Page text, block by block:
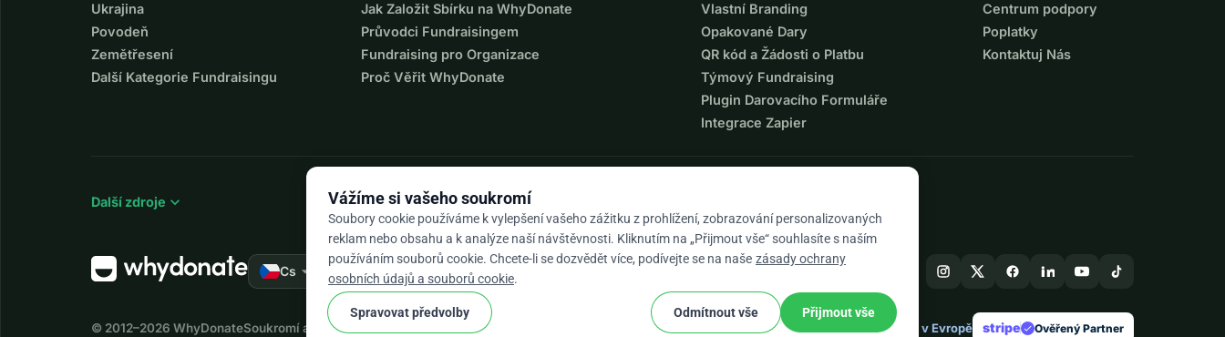
Ukrajina
Povodeň
Zemětřesení
Další Kategorie Fundraisingu
Jak Založit Sbírku na WhyDonate
Průvodci Fundraisingem
Fundraising pro Organizace
Proč Věřit WhyDonate
Vlastní Branding
Opakované Dary
QR kód a Žádosti o Platbu
Týmový Fundraising
Plugin Darovacího Formuláře
Integrace Zapier
Centrum podpory
Poplatky
Kontaktuj Nás
Další zdroje expand_more
Cs arrow_drop_down ★★★★★ 4,9 / 5 na základě 500+ recenzí
© 2012–2026 WhyDonateSoukromí a cookies cookie Vyrobeno v Evropě stripe check Ověřený Partner
Vážíme si vašeho soukromí
Soubory cookie používáme k vylepšení vašeho zážitku z prohlížení, zobrazování personalizovaných
reklam nebo obsahu a k analýze naší návštěvnosti. Kliknutím na „Přijmout vše“ souhlasíte s naším
používáním souborů cookie. Chcete-li se dozvědět více, podívejte se na naše zásady ochrany
osobních údajů a souborů cookie.
Spravovat předvolby Odmítnout vše Přijmout vše